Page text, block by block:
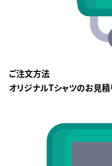
ご注文方法
オリジナルTシャツのお見